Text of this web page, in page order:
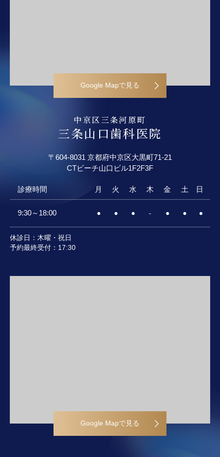
Google Mapで見る
中京区三条河原町
三条山口歯科医院
〒604-8031 京都府中京区大黒町71-21
CTビーチ山口ビル1F2F3F
診療時間 月 火 水 木 金 土 日
9:30～18:00 ● ● ● - ● ● ●
休診日：木曜・祝日
予約最終受付：17:30
Google Mapで見る